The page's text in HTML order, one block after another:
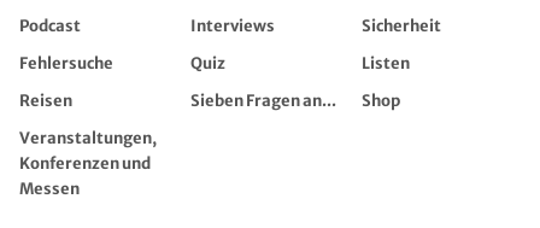
Podcast
Interviews
Sicherheit
Fehlersuche
Quiz
Listen
Reisen
Sieben Fragen an...
Shop
Veranstaltungen,
Konferenzen und
Messen